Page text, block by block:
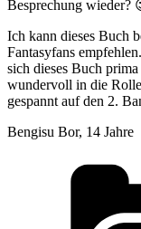
Besprechung wieder?
Ich kann dieses Buch
Fantasyfans
sich dieses Buch
wundervoll in die
gespannt auf den 2.
Bengisu Bor, 14 Jahre